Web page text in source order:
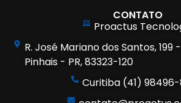
CONTATO
Proactus
R. José Mariano dos Santos, 199
Pinhais - PR, 83323-120
Curitiba (41)